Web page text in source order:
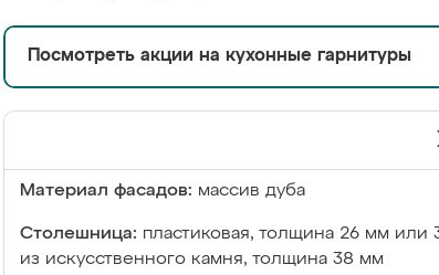
Посмотреть акции на кухонные гарнитуры
Материал фасадов: массив дуба
Столешница: пластиковая, толщина 26 мм или
из искусственного камня, толщина 38 мм